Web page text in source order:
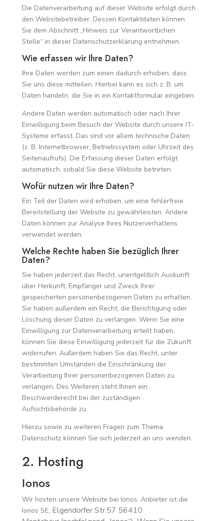
Die Datenverarbeitung auf dieser Website erfolgt durch
den Websitebetreiber. Dessen Kontaktdaten können
Sie dem Abschnitt „Hinweis zur Verantwortlichen
Stelle“ in dieser Datenschutzerklärung entnehmen.
Wie erfassen wir Ihre Daten?
Ihre Daten werden zum einen dadurch erhoben, dass
Sie uns diese mitteilen. Hierbei kann es sich z. B. um
Daten handeln, die Sie in ein Kontaktformular eingeben.
Andere Daten werden automatisch oder nach Ihrer
Einwilligung beim Besuch der Website durch unsere IT-
Systeme erfasst. Das sind vor allem technische Daten
(z. B. Internetbrowser, Betriebssystem oder Uhrzeit des
Seitenaufrufs). Die Erfassung dieser Daten erfolgt
automatisch, sobald Sie diese Website betreten.
Wofür nutzen wir Ihre Daten?
Ein Teil der Daten wird erhoben, um eine fehlerfreie
Bereitstellung der Website zu gewährleisten. Andere
Daten können zur Analyse Ihres Nutzerverhaltens
verwendet werden.
Welche Rechte haben Sie bezüglich Ihrer
Daten?
Sie haben jederzeit das Recht, unentgeltlich Auskunft
über Herkunft, Empfänger und Zweck Ihrer
gespeicherten personenbezogenen Daten zu erhalten.
Sie haben außerdem ein Recht, die Berichtigung oder
Löschung dieser Daten zu verlangen. Wenn Sie eine
Einwilligung zur Datenverarbeitung erteilt haben,
können Sie diese Einwilligung jederzeit für die Zukunft
widerrufen. Außerdem haben Sie das Recht, unter
bestimmten Umständen die Einschränkung der
Verarbeitung Ihrer personenbezogenen Daten zu
verlangen. Des Weiteren steht Ihnen ein
Beschwerderecht bei der zuständigen
Aufsichtsbehörde zu.
Hierzu sowie zu weiteren Fragen zum Thema
Datenschutz können Sie sich jederzeit an uns wenden.
2. Hosting
Ionos
Wir hosten unsere Website bei Ionos. Anbieter ist die
Ionos SE, Elgendorfer Str.57 56410